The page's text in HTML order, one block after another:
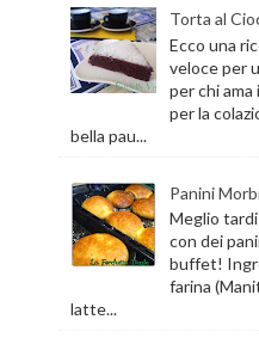
Torta al
Ecco una
veloce per
per chi
per la
bella pau...
Panini
Meglio tardi
con dei
buffet!
farina
latte...